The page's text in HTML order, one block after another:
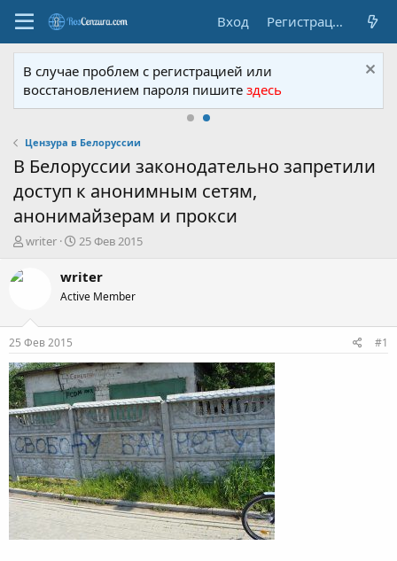
Вход Регистрация
В случае проблем с регистрацией или
восстановлением пароля пишите здесь
Цензура в Белоруссии
В Белоруссии законодательно запретили
доступ к анонимным сетям,
анонимайзерам и прокси
А
е
м
ы
writer
Д
т
н
л
а
25 Фев 2015
writer
Active Member
25 Фев 2015 #1